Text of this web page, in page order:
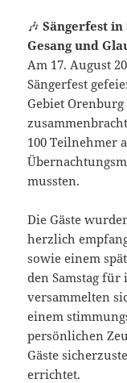
🎶Sängerfest in
Gesang und
Am 17. August
Sängerfest
Gebiet
100 Teilnehmer
mussten.
Die Gäste
herzlich
sowie einem
den Samstag für
versammelten
einem
persönlichen
Gäste
errichtet.